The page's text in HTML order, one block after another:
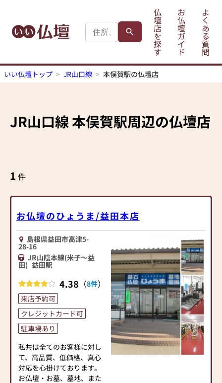
仏
壇
店
を
探
す
お
仏
壇
ガ
イ
ド
よ
く
あ
る
質
問
いい仏壇トップ JR山口線 本俣賀駅の仏壇店
JR山口線本俣賀駅周辺の仏壇店
1 件
お仏壇のひょうま/益田本店
島根県益田市高津5-
28-16
JR山陰本線(米子～益
田) 益田駅
4.38 （8件）
来店予約可
クレジットカード可
駐車場あり
私共は全てのお客様に対し
て、高品質、低価格、真心
対応を心掛けております。
お仏壇・お墓、墓地、また